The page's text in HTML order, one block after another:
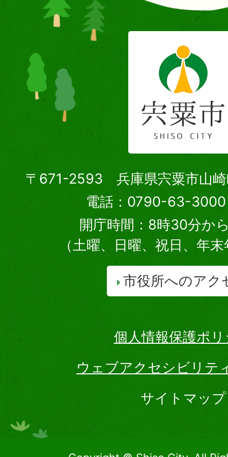
〒671-2593 兵庫県宍粟市山崎
電話：0790-63-3000
開庁時間：8時30分か
（土曜、日曜、祝日、年
市役所へのアク
個人情報保護ポ
ウェブアクセシビリテ
サイトマップ